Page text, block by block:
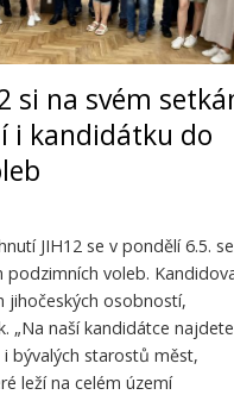
si na svém
i kandidátku do
JIH12 se v pondělí 6.5.
podzimních voleb.
jihočeských osobností,
„Na naší kandidátce najdete
bývalých starostů měst,
leží na celém území